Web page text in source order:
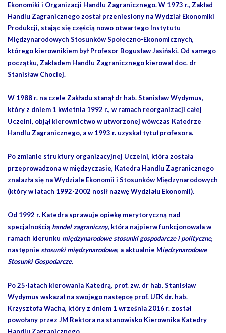
Ekonomiki i Organizacji Handlu Zagranicznego. W 1973 r., Zakład
Handlu Zagranicznego został przeniesiony na Wydział Ekonomiki
Produkcji, stając się częścią nowo otwartego Instytutu
Międzynarodowych Stosunków Społeczno-Ekonomicznych,
którego kierownikiem był Profesor Bogusław Jasiński. Od samego
początku, Zakładem Handlu Zagranicznego kierował doc. dr
Stanisław Chociej.
W 1988 r. na czele Zakładu stanął dr hab. Stanisław Wydymus,
który z dniem 1 kwietnia 1992 r., w ramach reorganizacji całej
Uczelni, objął kierownictwo w utworzonej wówczas Katedrze
Handlu Zagranicznego, a w 1993 r. uzyskał tytuł profesora.
Po zmianie struktury organizacyjnej Uczelni, która została
przeprowadzona w międzyczasie, Katedra Handlu Zagranicznego
znalazła się na Wydziale Ekonomii i Stosunków Międzynarodowych
(który w latach 1992-2002 nosił nazwę Wydziału Ekonomii).
Od 1992 r. Katedra sprawuje opiekę merytoryczną nad
specjalnością handel zagraniczny, która najpierw funkcjonowała w
ramach kierunku międzynarodowe stosunki gospodarcze i polityczne,
następnie stosunki międzynarodowe, a aktualnie Międzynarodowe
Stosunki Gospodarcze.
Po 25-latach kierowania Katedrą, prof. zw. dr hab. Stanisław
Wydymus wskazał na swojego następcę prof. UEK dr. hab.
Krzysztofa Wacha, który z dniem 1 września 2016 r. został
powołany przez JM Rektora na stanowisko Kierownika Katedry